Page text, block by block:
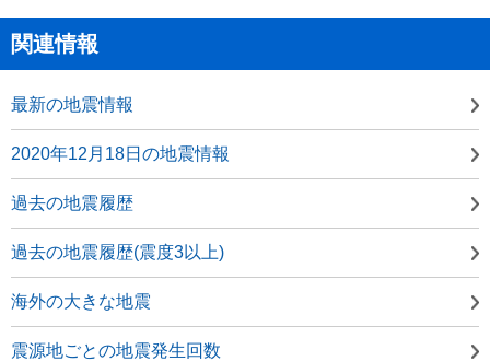
関連情報
最新の地震情報
2020年12月18日の地震情報
過去の地震履歴
過去の地震履歴(震度3以上)
海外の大きな地震
震源地ごとの地震発生回数